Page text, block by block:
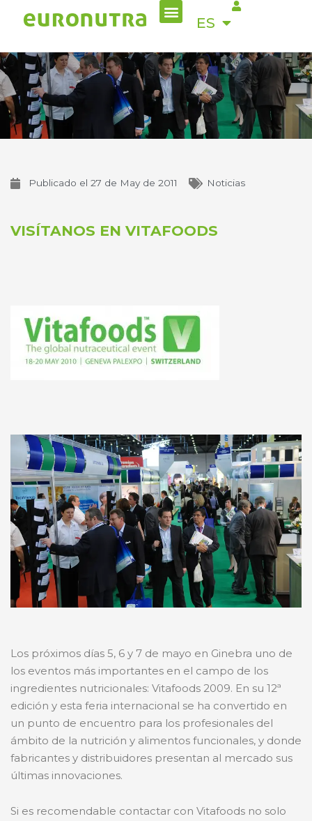
Menu
ES
EN
Publicado el 27 de May de 2011 Noticias
VISÍTANOS EN VITAFOODS
Los próximos días 5, 6 y 7 de mayo en Ginebra uno de
los eventos más importantes en el campo de los
ingredientes nutricionales: Vitafoods 2009. En su 12ª
edición y esta feria internacional se ha convertido en
un punto de encuentro para los profesionales del
ámbito de la nutrición y alimentos funcionales, y donde
fabricantes y distribuidores presentan al mercado sus
últimas innovaciones.
Si es recomendable contactar con Vitafoods no solo